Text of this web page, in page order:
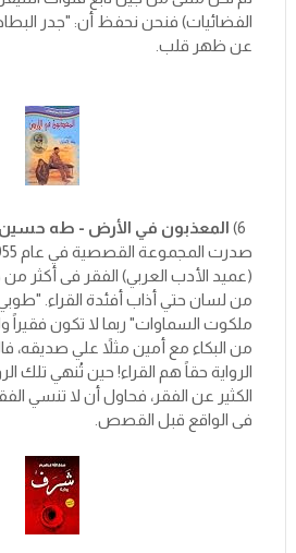
الفضائيات) فنحن نحفظ أن: "جدر
عن ظهر قلب.
المعذبون في الأرض - طه حسين
(عميد الأدب العربي) الفقر فى أكثر
من لسان حتي أذاب أفئدة القراء.
ملكوت السماوات" ربما لا تكون
من البكاء مع أمين مثلاً علي صديقه،
الرواية حقاً هم القراء! حين تُنهي تلك
الكثير عن الفقر، فحاول أن لا تنسي
فى الواقع قبل القصص.